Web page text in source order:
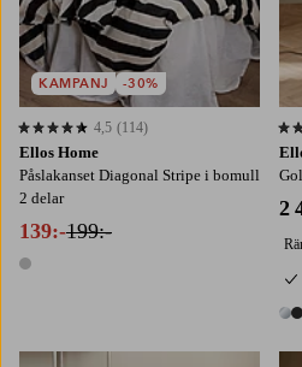
Ellos Home
Påslakanset Diagonal Stripe i bomull
2 delar
139:-199:-
1 färg
4,5 baserat på 114 st betyg
4,5 (114)
KAMPANJ -30%
2
2
4,1